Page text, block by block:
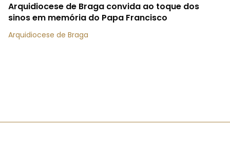
Arquidiocese de Braga convida ao toque dos
sinos em memória do Papa Francisco
Arquidiocese de Braga